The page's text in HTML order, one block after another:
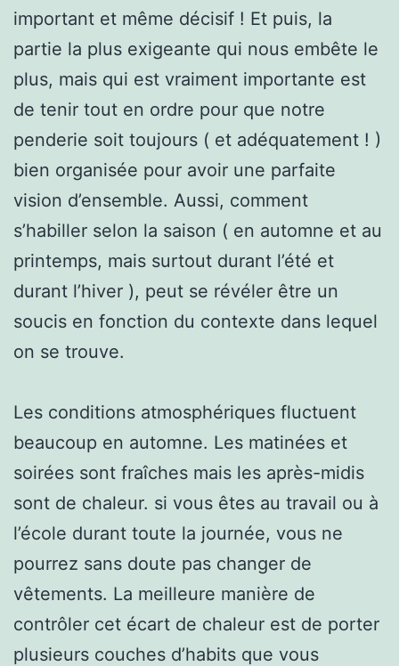
important et même décisif ! Et puis, la
partie la plus exigeante qui nous embête le
plus, mais qui est vraiment importante est
de tenir tout en ordre pour que notre
penderie soit toujours ( et adéquatement ! )
bien organisée pour avoir une parfaite
vision d’ensemble. Aussi, comment
s’habiller selon la saison ( en automne et au
printemps, mais surtout durant l’été et
durant l’hiver ), peut se révéler être un
soucis en fonction du contexte dans lequel
on se trouve.
Les conditions atmosphériques fluctuent
beaucoup en automne. Les matinées et
soirées sont fraîches mais les après-midis
sont de chaleur. si vous êtes au travail ou à
l’école durant toute la journée, vous ne
pourrez sans doute pas changer de
vêtements. La meilleure manière de
contrôler cet écart de chaleur est de porter
plusieurs couches d’habits que vous